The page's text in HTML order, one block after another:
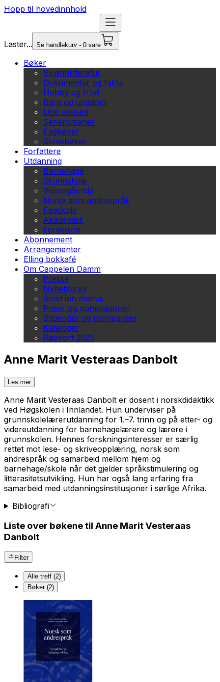
Hopp til hovedinnhold
Laster... Se handlekurv - 0 vare
Bøker
Skjønnlitteratur
Dokumentar og fakta
Hobby og fritid
Barn og ungdom
Ung voksen
Serieromaner
Fagbøker
Skolebøker
Forfattere
Utdanning
Barnehage
Grunnskole
Videregående
Norsk som andrespråk
Fagskole
Akademisk
Forskning
Abonnement
Arrangementer
Elling bokkafé
Om Cappelen Damm
Presse
Nyhetsbrev
Send inn manus
Priser og nominasjoner
Stipender og minnepriser
Kataloger
Rapport 2025
Anne Marit Vesteraas Danbolt
Les mer
Anne Marit Vesteraas Danbolt er dosent i norskdidaktikk
ved Høgskolen i Innlandet. Hun underviser på
grunnskolelærerutdanning for 1.–7. trinn og på etter- og
videreutdanning for barnehagelærere og lærere i
grunnskolen. Hennes forskningsinteresser er særlig
rettet mot lese- og skriveopplæring, norsk som
andrespråk og samarbeid mellom hjem og
barnehage/skole når det gjelder språkstimulering og
litterasitetsutvikling. Hun har også lang erfaring fra
samarbeid med utdanningsinstitusjoner i sørlige Afrika.
Bibliografi
Liste over bøkene til Anne Marit Vesteraas
Danbolt
Filter
Alle treff (2)
Bøker (2)